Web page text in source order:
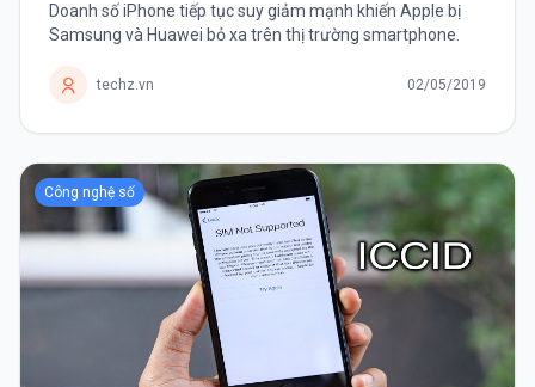
Doanh số iPhone tiếp tục suy giảm mạnh khiến Apple bị
Samsung và Huawei bỏ xa trên thị trường smartphone.
techz.vn 02/05/2019
Công nghệ số